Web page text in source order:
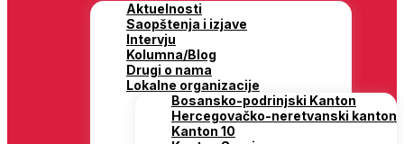
Aktuelnosti
Saopštenja i izjave
Intervju
Kolumna/Blog
Drugi o nama
Lokalne organizacije
Bosansko-podrinjski Kanton
Hercegovačko-neretvanski kanton
Kanton 10